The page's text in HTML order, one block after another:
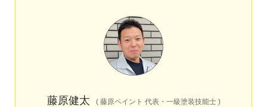
藤原健太 (藤原ペイント 代表・一級塗装技能士 )